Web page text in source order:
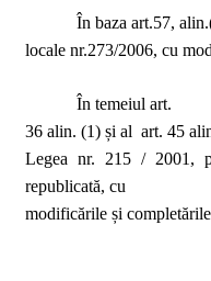
În baza art.57,
locale nr.273/2006, cu
În temeiul art.
36 alin. (1) și al art. 45
Legea nr. 215 / 2001,
republicată, cu
modificările și